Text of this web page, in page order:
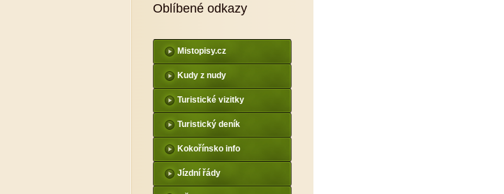
Oblíbené odkazy
Mistopisy.cz
Kudy z nudy
Turistické vizitky
Turistický deník
Kokořínsko info
Jízdní řády